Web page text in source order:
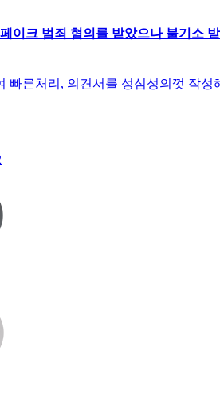
이크 범죄 혐의를 받았으나 불기소
빠른처리, 의견서를 성심성의껏 작성